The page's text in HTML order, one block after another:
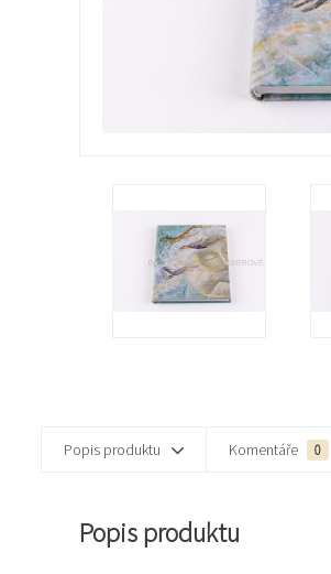
Popis produktu Komentáře 0
Popis produktu